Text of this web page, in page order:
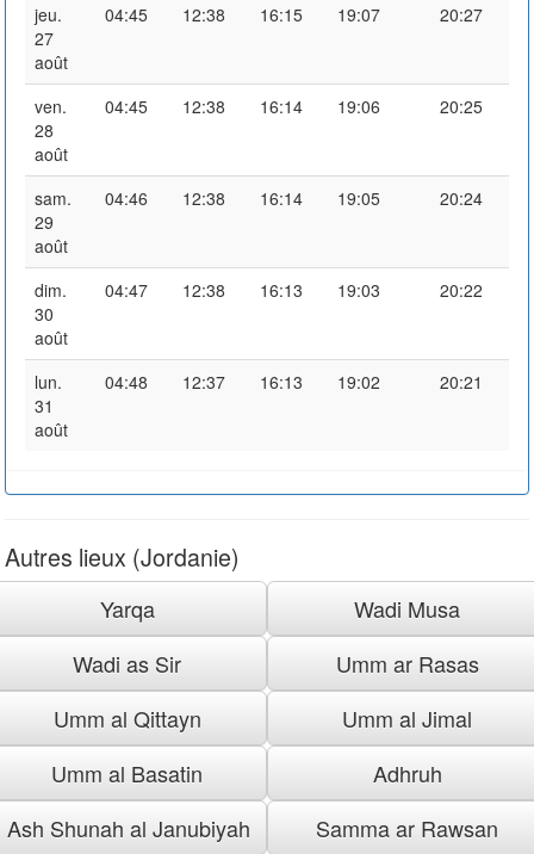
jeu.
27
août
04:45 12:38 16:15 19:07 20:27
ven.
28
août
04:45 12:38 16:14 19:06 20:25
sam.
29
août
04:46 12:38 16:14 19:05 20:24
dim.
30
août
04:47 12:38 16:13 19:03 20:22
lun.
31
août
04:48 12:37 16:13 19:02 20:21
Autres lieux (Jordanie)
Yarqa
Wadi Musa
Wadi as Sir
Umm ar Rasas
Umm al Qittayn
Umm al Jimal
Umm al Basatin
Adhruh
Ash Shunah al Janubiyah
Samma ar Rawsan